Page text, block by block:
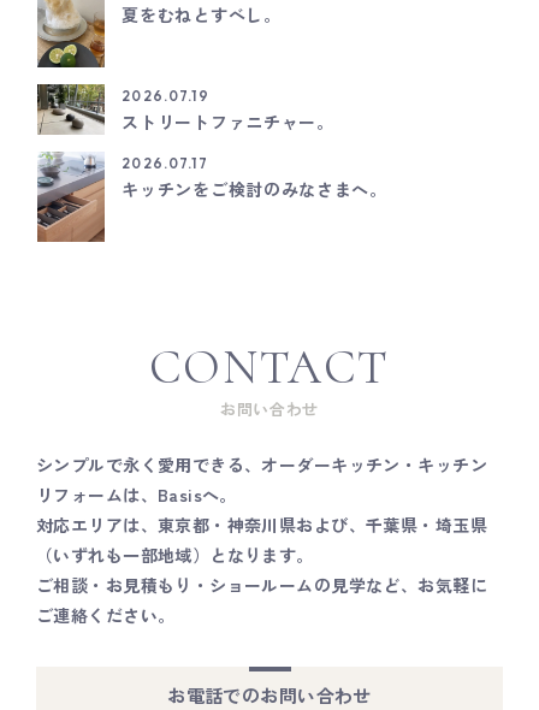
夏をむねとすべし。
2026.07.19
ストリートファニチャー。
2026.07.17
キッチンをご検討のみなさまへ。
CONTACT
お問い合わせ
シンプルで永く愛用できる、オーダーキッチン・キッチン
リフォームは、Basisへ。
対応エリアは、東京都・神奈川県および、千葉県・埼玉県
（いずれも一部地域）となります。
ご相談・お見積もり・ショールームの見学など、お気軽に
ご連絡ください。
お電話でのお問い合わせ